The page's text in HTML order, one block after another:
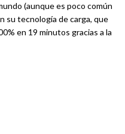
(aunque es poco común
su tecnología de carga, que
en 19 minutos gracias a la